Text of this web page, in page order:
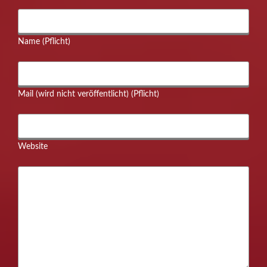
Name (Pflicht)
Mail (wird nicht veröffentlicht) (Pflicht)
Website